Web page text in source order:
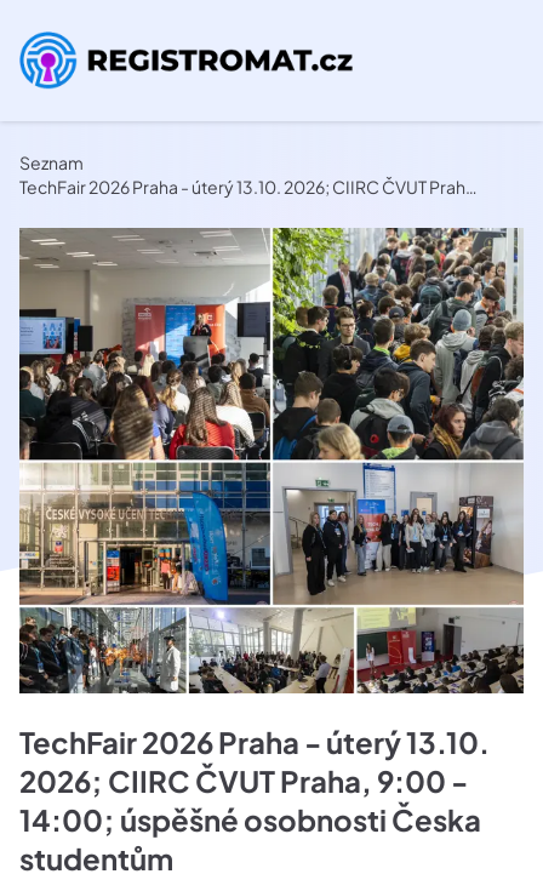
Seznam
TechFair 2026 Praha - úterý 13.10. 2026; CIIRC ČVUT Praha, 9:00 - 14:00; úspěšné osobnosti Česka studentům
TechFair 2026 Praha - úterý 13.10.
2026; CIIRC ČVUT Praha, 9:00 -
14:00; úspěšné osobnosti Česka
studentům